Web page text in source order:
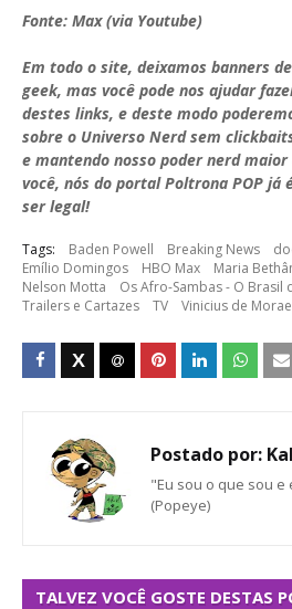
Fonte: Max (via Youtube)
Em todo o site, deixamos banners
geek, mas você pode nos ajudar
destes links, e deste modo
sobre o Universo Nerd sem
e mantendo nosso poder nerd
você, nós do portal Poltrona POP já
ser legal!
Tags: Baden Powell Breaking News
Emílio Domingos
HBO Max Maria
Nelson Motta
Os Afro-Sambas - O Brasil
Trailers e Cartazes
TV Vinicius de
Postado por:
"Eu sou o que sou
(Popeye)
TALVEZ VOCÊ GOSTE DESTAS